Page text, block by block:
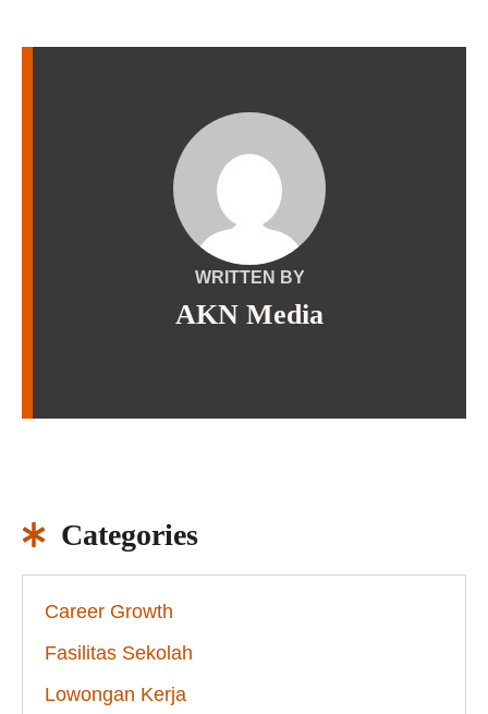
WRITTEN BY
AKN Media
Categories
Career Growth
Fasilitas Sekolah
Lowongan Kerja